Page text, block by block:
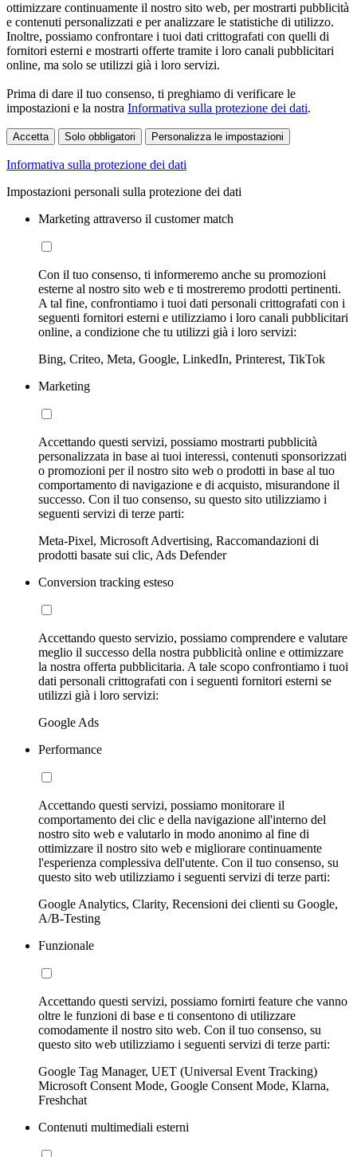
ottimizzare continuamente il nostro sito web, per mostrarti pubblicità
e contenuti personalizzati e per analizzare le statistiche di utilizzo.
Inoltre, possiamo confrontare i tuoi dati crittografati con quelli di
fornitori esterni e mostrarti offerte tramite i loro canali pubblicitari
online, ma solo se utilizzi già i loro servizi.
Prima di dare il tuo consenso, ti preghiamo di verificare le
impostazioni e la nostra Informativa sulla protezione dei dati.
Accetta Solo obbligatori Personalizza le impostazioni
Informativa sulla protezione dei dati
Impostazioni personali sulla protezione dei dati
Marketing attraverso il customer match
Con il tuo consenso, ti informeremo anche su promozioni
esterne al nostro sito web e ti mostreremo prodotti pertinenti.
A tal fine, confrontiamo i tuoi dati personali crittografati con i
seguenti fornitori esterni e utilizziamo i loro canali pubblicitari
online, a condizione che tu utilizzi già i loro servizi:
Bing, Criteo, Meta, Google, LinkedIn, Printerest, TikTok
Marketing
Accettando questi servizi, possiamo mostrarti pubblicità
personalizzata in base ai tuoi interessi, contenuti sponsorizzati
o promozioni per il nostro sito web o prodotti in base al tuo
comportamento di navigazione e di acquisto, misurandone il
successo. Con il tuo consenso, su questo sito utilizziamo i
seguenti servizi di terze parti:
Meta-Pixel, Microsoft Advertising, Raccomandazioni di
prodotti basate sui clic, Ads Defender
Conversion tracking esteso
Accettando questo servizio, possiamo comprendere e valutare
meglio il successo della nostra pubblicità online e ottimizzare
la nostra offerta pubblicitaria. A tale scopo confrontiamo i tuoi
dati personali crittografati con i seguenti fornitori esterni se
utilizzi già i loro servizi:
Google Ads
Performance
Accettando questi servizi, possiamo monitorare il
comportamento dei clic e della navigazione all'interno del
nostro sito web e valutarlo in modo anonimo al fine di
ottimizzare il nostro sito web e migliorare continuamente
l'esperienza complessiva dell'utente. Con il tuo consenso, su
questo sito web utilizziamo i seguenti servizi di terze parti:
Google Analytics, Clarity, Recensioni dei clienti su Google,
A/B-Testing
Funzionale
Accettando questi servizi, possiamo fornirti feature che vanno
oltre le funzioni di base e ti consentono di utilizzare
comodamente il nostro sito web. Con il tuo consenso, su
questo sito web utilizziamo i seguenti servizi di terze parti:
Google Tag Manager, UET (Universal Event Tracking)
Microsoft Consent Mode, Google Consent Mode, Klarna,
Freshchat
Contenuti multimediali esterni